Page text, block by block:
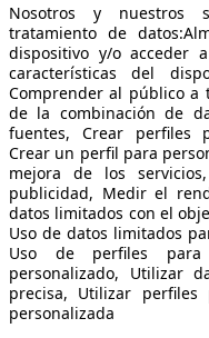
Nosotros y nuestros
tratamiento de
dispositivo y/o acceder
características del
Comprender al público a
de la combinación de
fuentes, Crear perfiles
Crear un perfil para
mejora de los
publicidad, Medir el
datos limitados con el
Uso de datos limitados
Uso de perfiles
personalizado, Utilizar
precisa, Utilizar
personalizada